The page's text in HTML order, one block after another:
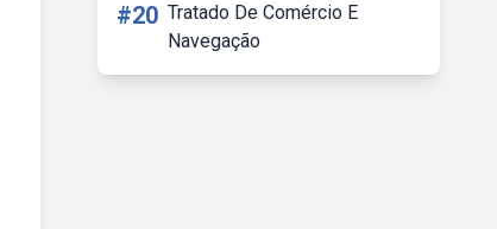
#20 Tratado De Comércio E
Navegação